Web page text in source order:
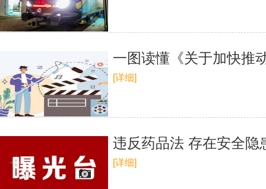
一图读懂《关于加快推
[详细]
违反药品法 存在安全隐
[详细]